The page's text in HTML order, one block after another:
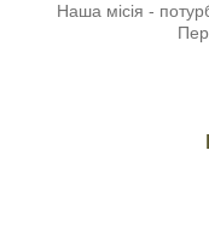
Наша місія -